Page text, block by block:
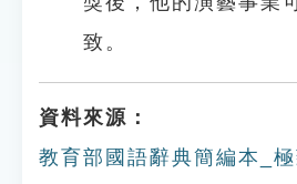
致。
資料來源：
教育部國語辭典簡編本_